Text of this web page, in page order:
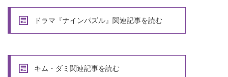
ドラマ『ナインパズル』関連記事を読む
キム・ダミ関連記事を読む